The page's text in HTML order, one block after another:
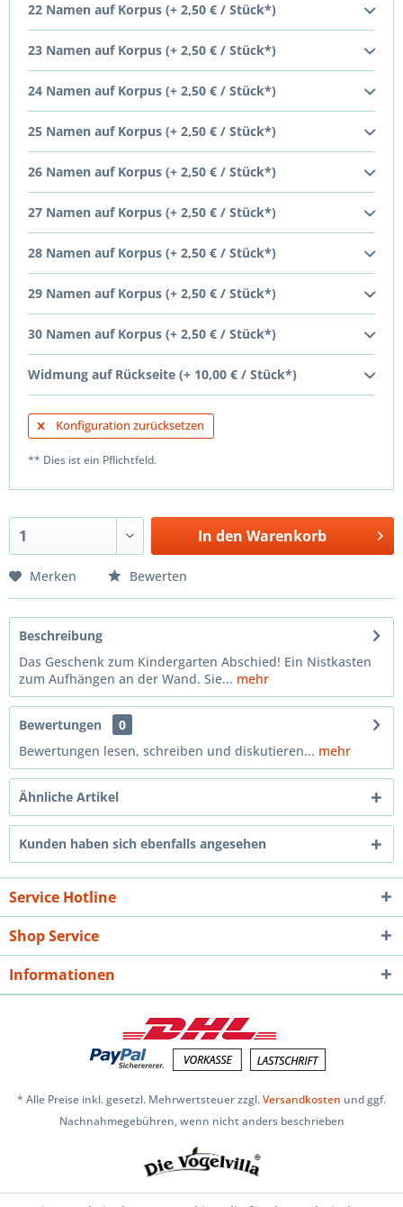
22 Namen auf Korpus (+ 2,50 € / Stück*)
23 Namen auf Korpus (+ 2,50 € / Stück*)
24 Namen auf Korpus (+ 2,50 € / Stück*)
25 Namen auf Korpus (+ 2,50 € / Stück*)
26 Namen auf Korpus (+ 2,50 € / Stück*)
27 Namen auf Korpus (+ 2,50 € / Stück*)
28 Namen auf Korpus (+ 2,50 € / Stück*)
29 Namen auf Korpus (+ 2,50 € / Stück*)
30 Namen auf Korpus (+ 2,50 € / Stück*)
Widmung auf Rückseite (+ 10,00 € / Stück*)
Konfiguration zurücksetzen
** Dies ist ein Pflichtfeld.
In den Warenkorb
Merken Bewerten
Beschreibung
Das Geschenk zum Kindergarten Abschied! Ein Nistkasten
zum Aufhängen an der Wand. Sie... mehr
Bewertungen
0
Bewertungen lesen, schreiben und diskutieren... mehr
Ähnliche Artikel
Kunden haben sich ebenfalls angesehen
Service Hotline
Shop Service
Informationen
* Alle Preise inkl. gesetzl. Mehrwertsteuer zzgl.Versandkosten und ggf.
Nachnahmegebühren, wenn nicht anders beschrieben